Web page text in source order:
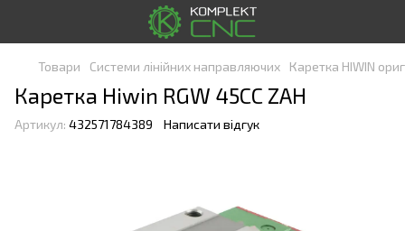
Товари Системи лінійних направляючих Каретка HIWIN
Каретка Hiwin RGW 45CC ZAH
Артикул: 432571784389 Написати відгук